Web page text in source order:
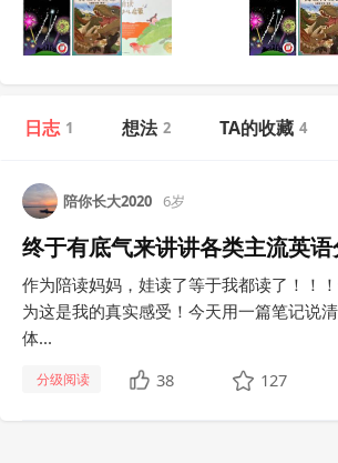
日志 1 想法 2 TA的收藏 4
陪你长大2020 6岁
终于有底气来讲讲各类主流英
作为陪读妈妈，娃读了等于我都读了！！
为这是我的真实感受！今天用一篇笔记说
体...
分级阅读 38 127